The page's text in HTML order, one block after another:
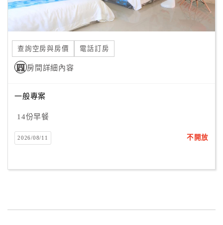
據
合
作
提
案
店
作
作
查詢空房與房價 電話訂房
房間詳細內容
一般專案
14份早餐
2026/08/11 不開放